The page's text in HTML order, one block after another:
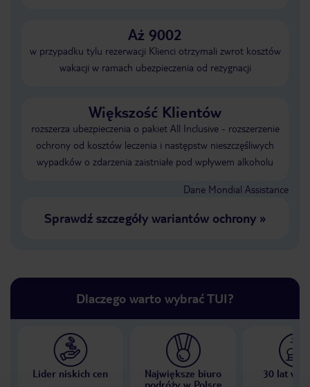
Aż 9002
w przypadku tylu rezerwacji Klienci otrzymali zwrot kosztów
wakacji w ramach ubezpieczenia od rezygnacji
Większość Klientów
rozszerza ubezpieczenia o pakiet All Inclusive - rozszerzenie
ochrony od kosztów leczenia i następstw nieszczęśliwych
wypadków o zdarzenia zaistniałe pod wpływem alkoholu
Dane Mondial Assistance
Sprawdź szczegóły wariantów ochrony»
Dlaczego warto wybrać TUI?
Lider niskich cen
Największe biuro
podróży w Polsce
30 lat w